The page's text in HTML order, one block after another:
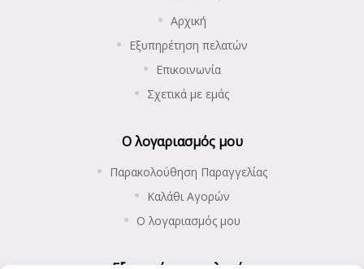
Αρχική
Εξυπηρέτηση πελατών
Επικοινωνία
Σχετικά με εμάς
Ο λογαριασμός μου
Παρακολούθηση Παραγγελίας
Καλάθι Αγορών
Ο λογαριασμός μου